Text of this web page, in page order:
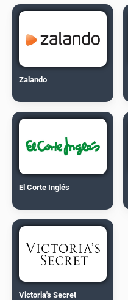
Zalando
El Corte Inglés
Victoria's Secret